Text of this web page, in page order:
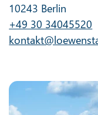
10243 Berlin
+49 30 34045520